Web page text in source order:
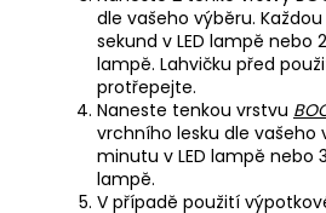
dle vašeho výběru.
sekund v LED lampě nebo
lampě. Lahvičku před
protřepejte.
Naneste tenkou vrstvu
vrchního lesku dle vašeho
minutu v LED lampě nebo
lampě.
V případě použití